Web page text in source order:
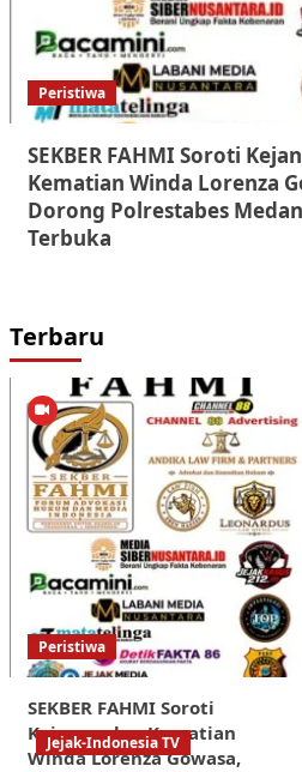
Peristiwa
SEKBER FAHMI Soroti
Kematian Winda Lorenza
Dorong Polrestabes
Terbuka
Terbaru
Peristiwa
SEKBER FAHMI Soroti
Kejanggalan Kematian
Winda Lorenza Gowasa,
Jejak-Indonesia TV